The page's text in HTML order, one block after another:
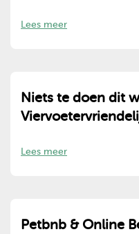
Lees meer
Niets te doen dit
Lees meer
Petbnb & Online